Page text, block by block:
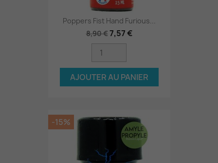
Poppers Fist Hand Furious...
8,90 €7,57 €
AJOUTER AU PANIER
-15%